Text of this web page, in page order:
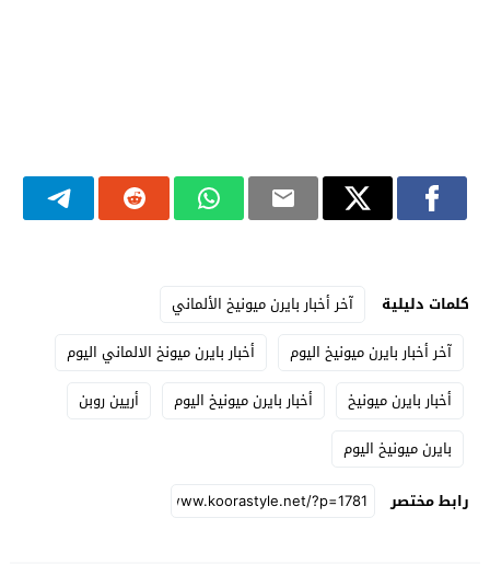
كلمات دليلية
آخر أخبار بايرن ميونيخ الألماني
آخر أخبار بايرن ميونيخ اليوم
أخبار بايرن ميونخ الالماني اليوم
أخبار بايرن ميونيخ
أخبار بايرن ميونيخ اليوم
أريين روبن
بايرن ميونيخ اليوم
رابط مختصر